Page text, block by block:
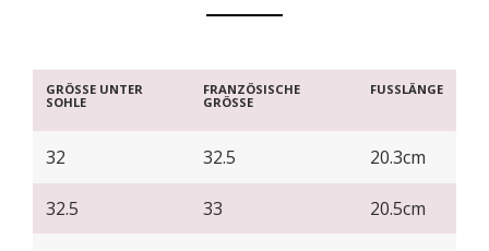
GRÖSSE UNTER
SOHLE
FRANZÖSISCHE
GRÖSSE
FUSSLÄNGE
32 32.5 20.3cm
32.5 33 20.5cm